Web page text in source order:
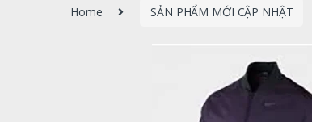
Home SẢN PHẨM MỚI CẬP NHẬT